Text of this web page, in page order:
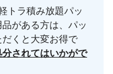
トラ積み放題パッ
がある方は、パッ
くと大変お得で
されてはいかがで